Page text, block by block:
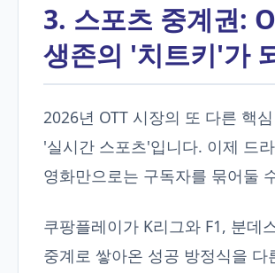
3. 스포츠 중계권:
생존의 '치트키'가
2026년 OTT 시장의 또 다른 핵
'실시간 스포츠'입니다. 이제 드
영화만으로는 구독자를 묶어둘
쿠팡플레이가 K리그와 F1, 분데
중계로 쌓아온 성공 방정식을 다